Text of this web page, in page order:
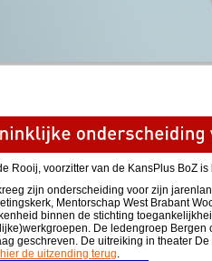
Rooij, voorzitter van de KansPlus BoZ
zijn onderscheiding voor zijn
Mentorschap West Brabant
binnen de stichting
De ledengroep Bergen
geschreven. De uitreiking in theater
de uitzending terug.